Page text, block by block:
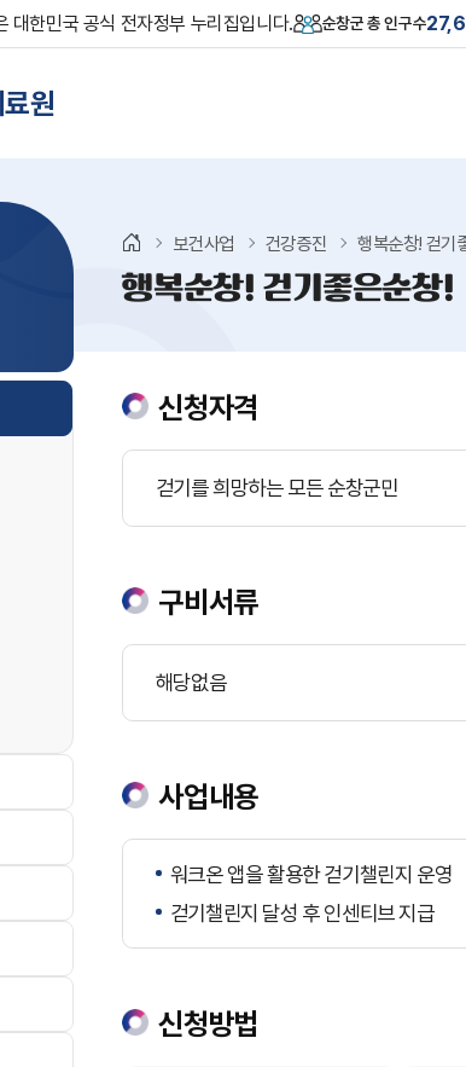
대한민국 공식 전자정부 누리집입니다. 순창군 총 인구수
원
보건사업 건강증진 행복순창! 걷기
행복순창! 걷기좋은순창!
신청자격
걷기를 희망하는 모든 순창군민
구비서류
해당없음
사업내용
워크온 앱을 활용한 걷기챌린지 운영
걷기챌린지 달성 후 인센티브 지급
신청방법